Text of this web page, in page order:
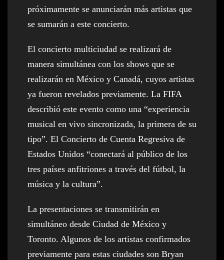
próximamente se anunciarán más artistas que
se sumarán a este concierto.
El concierto multiciudad se realizará de
manera simultánea con los shows que se
realizarán en México y Canadá, cuyos artistas
ya fueron revelados previamente. La FIFA
describió este evento como una “experiencia
musical en vivo sincronizada, la primera de su
tipo”. El Concierto de Cuenta Regresiva de
Estados Unidos “conectará al público de los
tres países anfitriones a través del fútbol, ​​la
música y la cultura”.
La presentaciones se transmitirán en
simultáneo desde Ciudad de México y
Toronto. Algunos de los artistas confirmados
previamente para estas ciudades son Bryan